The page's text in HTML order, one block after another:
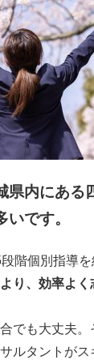
県内にある
です。
階個別指導を
り、効率よ
でも大丈夫
ルタントが